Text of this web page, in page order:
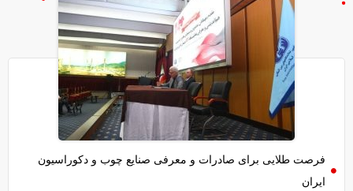
فرصت طلایی برای صادرات و معرفی صنایع چوب و دکوراسیون
ایران